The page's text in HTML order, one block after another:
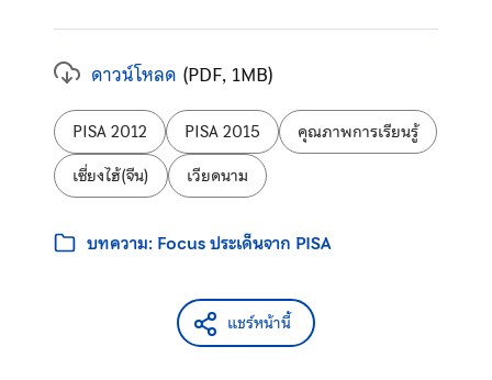
ดาวน์โหลด (PDF, 1MB)
ป้ายกำกับ:
PISA 2012 PISA 2015
คุณภาพการเรียนรู้
เซี่ยงไฮ้(จีน)
เวียดนาม
หมวดหมู่:
บทความ: Focus ประเด็นจาก PISA
แชร์หน้านี้